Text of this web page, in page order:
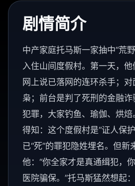
剧情简介
中产家庭托马斯一家抽中“荒
入住山间度假村。第一天，
网上说已落网的连环杀手；
枭；前台是判了死刑的金融
犯罪，大家钓鱼、瑜伽、烘
得知：这个度假村是“证人保
已“死”的罪犯隐姓埋名。但新
他：“你全家才是真通缉犯，
医院骗保。”托马斯猛然想起